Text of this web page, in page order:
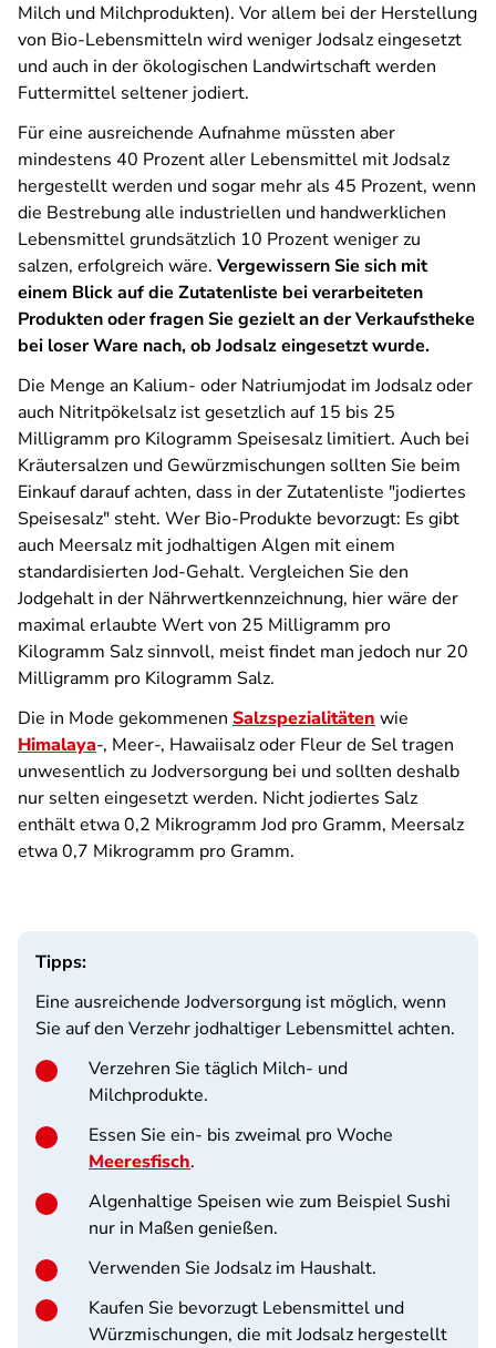
Milch und Milchprodukten). Vor allem bei der Herstellung
von Bio-Lebensmitteln wird weniger Jodsalz eingesetzt
und auch in der ökologischen Landwirtschaft werden
Futtermittel seltener jodiert.
Für eine ausreichende Aufnahme müssten aber
mindestens 40 Prozent aller Lebensmittel mit Jodsalz
hergestellt werden und sogar mehr als 45 Prozent, wenn
die Bestrebung alle industriellen und handwerklichen
Lebensmittel grundsätzlich 10 Prozent weniger zu
salzen, erfolgreich wäre. Vergewissern Sie sich mit
einem Blick auf die Zutatenliste bei verarbeiteten
Produkten oder fragen Sie gezielt an der Verkaufstheke
bei loser Ware nach, ob Jodsalz eingesetzt wurde.
Die Menge an Kalium- oder Natriumjodat im Jodsalz oder
auch Nitritpökelsalz ist gesetzlich auf 15 bis 25
Milligramm pro Kilogramm Speisesalz limitiert. Auch bei
Kräutersalzen und Gewürzmischungen sollten Sie beim
Einkauf darauf achten, dass in der Zutatenliste "jodiertes
Speisesalz" steht. Wer Bio-Produkte bevorzugt: Es gibt
auch Meersalz mit jodhaltigen Algen mit einem
standardisierten Jod-Gehalt. Vergleichen Sie den
Jodgehalt in der Nährwertkennzeichnung, hier wäre der
maximal erlaubte Wert von 25 Milligramm pro
Kilogramm Salz sinnvoll, meist findet man jedoch nur 20
Milligramm pro Kilogramm Salz.
Die in Mode gekommenen Salzspezialitäten wie
Himalaya-, Meer-, Hawaiisalz oder Fleur de Sel tragen
unwesentlich zu Jodversorgung bei und sollten deshalb
nur selten eingesetzt werden. Nicht jodiertes Salz
enthält etwa 0,2 Mikrogramm Jod pro Gramm, Meersalz
etwa 0,7 Mikrogramm pro Gramm.
Tipps:
Eine ausreichende Jodversorgung ist möglich, wenn
Sie auf den Verzehr jodhaltiger Lebensmittel achten.
Verzehren Sie täglich Milch- und
Milchprodukte.
Essen Sie ein- bis zweimal pro Woche
Meeresfisch.
Algenhaltige Speisen wie zum Beispiel Sushi
nur in Maßen genießen.
Verwenden Sie Jodsalz im Haushalt.
Kaufen Sie bevorzugt Lebensmittel und
Würzmischungen, die mit Jodsalz hergestellt